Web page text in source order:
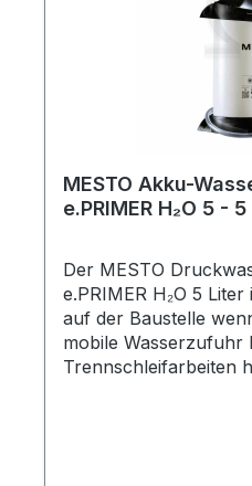
MESTO Akku-
e.PRIMER H₂O 5 -
Der MESTO
e.PRIMER H₂O 5
auf der Baustelle
mobile Wasserzufuhr
Trennschleifarbeiten